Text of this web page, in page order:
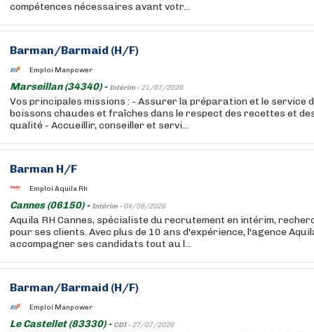
compétences nécessaires avant votr...
Barman/Barmaid (H/F)
Emploi Manpower
Marseillan (34340) -Intérim - 21/07/2026
Vos principales missions : - Assurer la préparation et le service
boissons chaudes et fraîches dans le respect des recettes et
qualité - Accueillir, conseiller et servi...
Barman H/F
Emploi Aquila Rh
Cannes (06150) -Intérim - 04/08/2026
Aquila RH Cannes, spécialiste du recrutement en intérim,
pour ses clients. Avec plus de 10 ans d'expérience, l'agence
accompagner ses candidats tout au l...
Barman/Barmaid (H/F)
Emploi Manpower
Le Castellet (83330) - CDI - 27/07/2026